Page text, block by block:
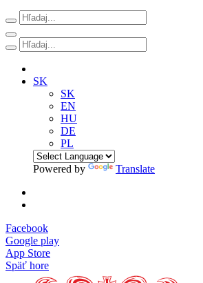
SK
SK
EN
HU
DE
PL
Powered by Translate
Facebook
Google play
App Store
Späť hore